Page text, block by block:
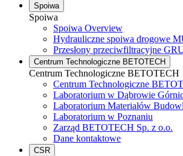
Spoiwa
Spoiwa
Spoiwa Overview
Hydrauliczne spoiwa drogowe
Przesłony przeciwfiltracyjne
Centrum Technologiczne BETOTECH
Centrum Technologiczne BETOTECH
Centrum Technologiczne
Laboratorium w Dąbrowie
Laboratorium Materiałów
Laboratorium w Poznaniu
Zarząd BETOTECH Sp. z o.o.
Dane kontaktowe
CSR